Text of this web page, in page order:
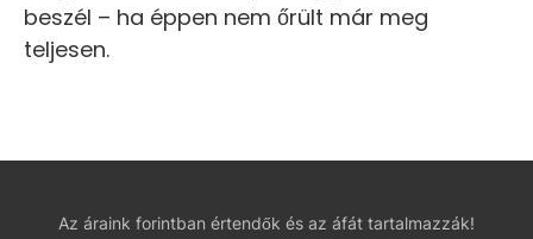
beszél – ha éppen nem őrült már meg
teljesen.
Az áraink forintban értendők és az áfát tartalmazzák!